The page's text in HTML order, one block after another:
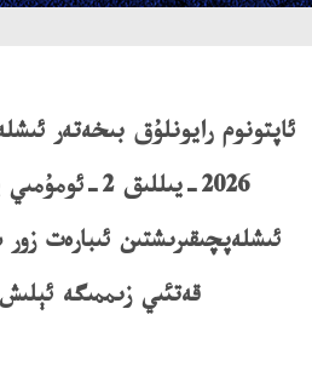
ئاپتونوم رايونلۇق بىخەتەر
2026-يىللىق
ئىشلەپچىقىرىشتىن ئىبارەت
قەتئىي زىممىگە